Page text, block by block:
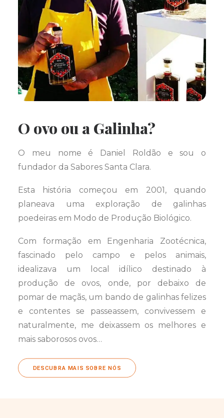
O ovo ou a Galinha?
O meu nome é Daniel Roldão e sou o
fundador da Sabores Santa Clara.
Esta história começou em 2001, quando
planeava uma exploração de galinhas
poedeiras em Modo de Produção Biológico.
Com formação em Engenharia Zootécnica,
fascinado pelo campo e pelos animais,
idealizava um local idílico destinado à
produção de ovos, onde, por debaixo de
pomar de maçãs, um bando de galinhas felizes
e contentes se passeassem, convivessem e
naturalmente, me deixassem os melhores e
mais saborosos ovos…
DESCUBRA MAIS SOBRE NÓS